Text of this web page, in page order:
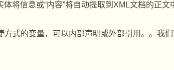
体将信息或“内容”将自动提取到 XML文档的正文
式的变量，可以内部声明或外部引用。。我